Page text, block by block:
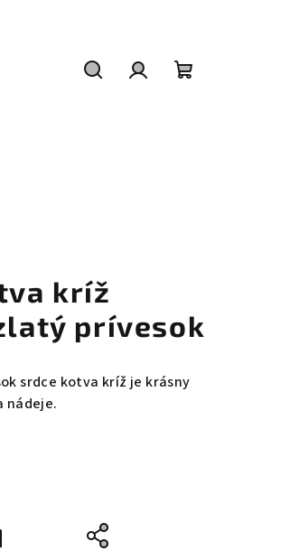
kríž
prívesok
srdce kotva kríž je krásny
nádeje.